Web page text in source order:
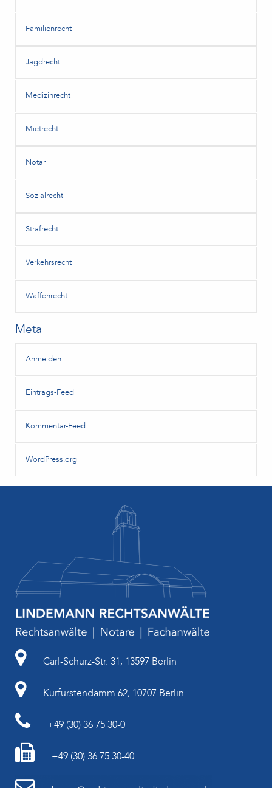
Familienrecht
Jagdrecht
Medizinrecht
Mietrecht
Notar
Sozialrecht
Strafrecht
Verkehrsrecht
Waffenrecht
Meta
Anmelden
Eintrags-Feed
Kommentar-Feed
WordPress.org
Carl-Schurz-Str. 31, 13597 Berlin
Kurfürstendamm 62, 10707 Berlin
+49 (30) 36 75 30-0
+49 (30) 36 75 30-40